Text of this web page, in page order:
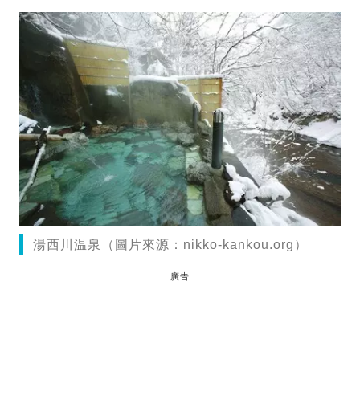
湯西川温泉（圖片來源：nikko-kankou.org）
廣告